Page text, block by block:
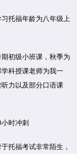
托福年龄为八年级上
初级小班课，秋季为
科授课老师为我一
力以及部分口语课
时冲刺
托福考试非常陌生，